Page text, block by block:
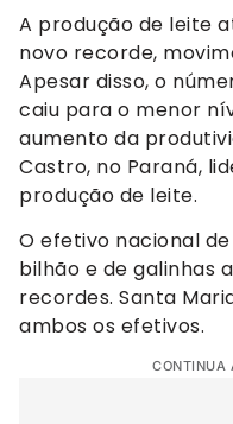
A produção de leite
novo recorde,
Apesar disso, o
caiu para o menor
aumento da
Castro, no Paraná,
produção de leite.
O efetivo nacional
bilhão e de galinhas
recordes. Santa
ambos os efetivos.
CONTINUA